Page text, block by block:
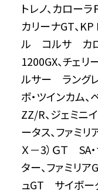
トレノ、カローラ
カリーナGT、
ル コルサ カロ
1200GX、チェリ
ルサー ラング
ボ・ツインカム
ZZ/R、ジェミニ
ータス、ファミ
Ｘ－3）ＧＴ SA
ター、ファミリア
ュGT サイボー